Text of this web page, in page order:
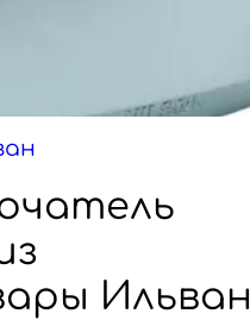
Ильван